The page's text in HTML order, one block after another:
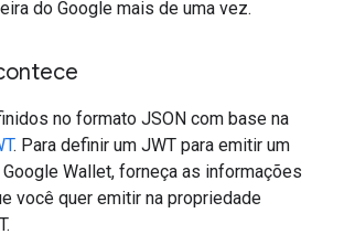
do Google mais de uma vez.
no formato JSON com base na
. Para definir um JWT para emitir um
Wallet, forneça as informações
você quer emitir na propriedade